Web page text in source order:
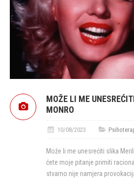
MOŽE LI ME
MONRO
10/08/2023
Može li me unesrećiti slika
ćete moje pitanje primiti
stvarno nije namjera